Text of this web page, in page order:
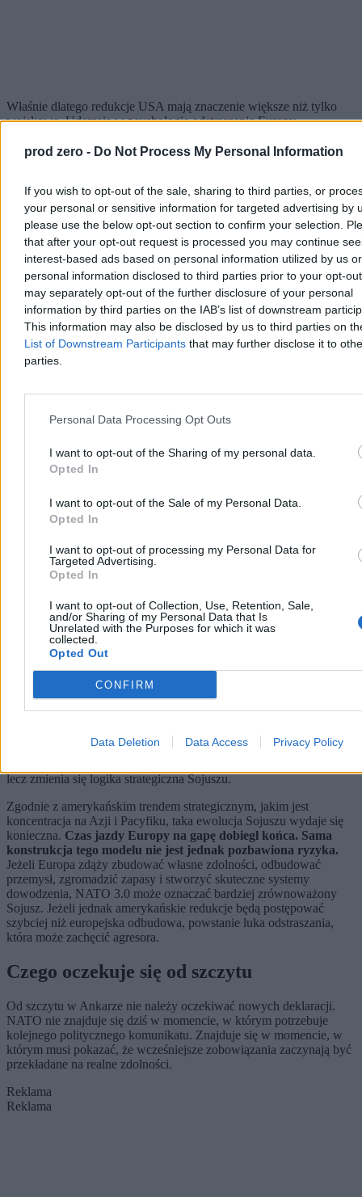
prod zero - Do Not Process My Personal Information
If you wish to opt-out of the sale, sharing to third parties, or
your personal or sensitive information for targeted advertising by
please use the below opt-out section to confirm your selection.
that after your opt-out request is processed you may continue
interest-based ads based on personal information utilized by us or
personal information disclosed to third parties prior to your opt-
may separately opt-out of the further disclosure of your personal
information by third parties on the IAB’s list of downstream
This information may also be disclosed by us to third parties on
List of Downstream Participants that may further disclose it to
parties.
Personal Data Processing Opt Outs
I want to opt-out of the Sharing of my personal data.
Opted In
I want to opt-out of the Sale of my Personal Data.
Opted In
I want to opt-out of processing my Personal Data for
Targeted Advertising.
Opted In
I want to opt-out of Collection, Use, Retention, Sale,
and/or Sharing of my Personal Data that Is
Unrelated with the Purposes for which it was
collected.
Opted Out
CONFIRM
Data Deletion Data Access Privacy Policy
Właśnie dlatego redukcje USA mają znaczenie większe niż tylko
wojskowe. Uderzają w psychologię odstraszania Europy.
siły rzeczywiście są dostępne w planach NATO.Ocenia również,
teatrze działań, tym bardziej kluczowe staje się pytanie: czy USA
będą gotowe eskalować w obronie kontynentu?
Dotyczy to także parasola nuklearnego. Zgodnie z koncepcją
NATO 3.0 Europa ma przejąć główny ciężar obrony
konwencjonalnej, a USA mają zachować rolę strategiczną:
dostarczać odstraszanie nuklearne, rozpoznanie, dowodzenie oraz
selektywne wsparcie. Teoretycznie taki podział może być
racjonalny. W praktyce rodzi jednak pytanie o wiarygodność.
Broń jądrowa odstrasza nie tylko dlatego, że istnieje w czyimś
posiadaniu. Odstrasza przede wszystkim dlatego, że przeciwnik
wierzy w gotowość jej potencjalnego użycia. Jeśli amerykańskie
bardziej warunkowe i silniej zależne od zmiennej sytuacji
nie zaryzykuje nuklearnej eskalacji w konflikcie, w który nie jest
Reklama
USA wycofują część oddziałów z sił NATO. „Ze
skutkiem natychmiastowym”
To najtrudniejsze pytanie.
Nie należy jednak oczekiwać, że
Amerykanie udzielą na nie jednoznacznej odpowiedzi – nie leży to
lecz zmienia się logika strategiczna Sojuszu.
Zgodnie z amerykańskim trendem strategicznym, jakim jest
koncentracja na Azji i Pacyfiku, taka ewolucja Sojuszu wydaje się
konieczna. Czas jazdy Europy na gapę dobiegł końca. Sama
konstrukcja tego modelu nie jest jednak pozbawiona ryzyka.
Jeżeli Europa zdąży zbudować własne zdolności, odbudować
przemysł, zgromadzić zapasy i stworzyć skuteczne systemy
dowodzenia, NATO 3.0 może oznaczać bardziej zrównoważony
Sojusz. Jeżeli jednak amerykańskie redukcje będą postępować
szybciej niż europejska odbudowa, powstanie luka odstraszania,
która może zachęcić agresora.
Czego oczekuje się od szczytu
Od szczytu w Ankarze nie należy oczekiwać nowych deklaracji.
NATO nie znajduje się dziś w momencie, w którym potrzebuje
kolejnego politycznego komunikatu. Znajduje się w momencie, w
którym musi pokazać, że wcześniejsze zobowiązania zaczynają być
przekładane na realne zdolności.
Reklama
Reklama